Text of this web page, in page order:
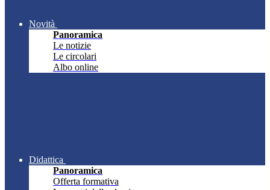
Novità
Panoramica
Le notizie
Le circolari
Albo online
Didattica
Panoramica
Offerta formativa